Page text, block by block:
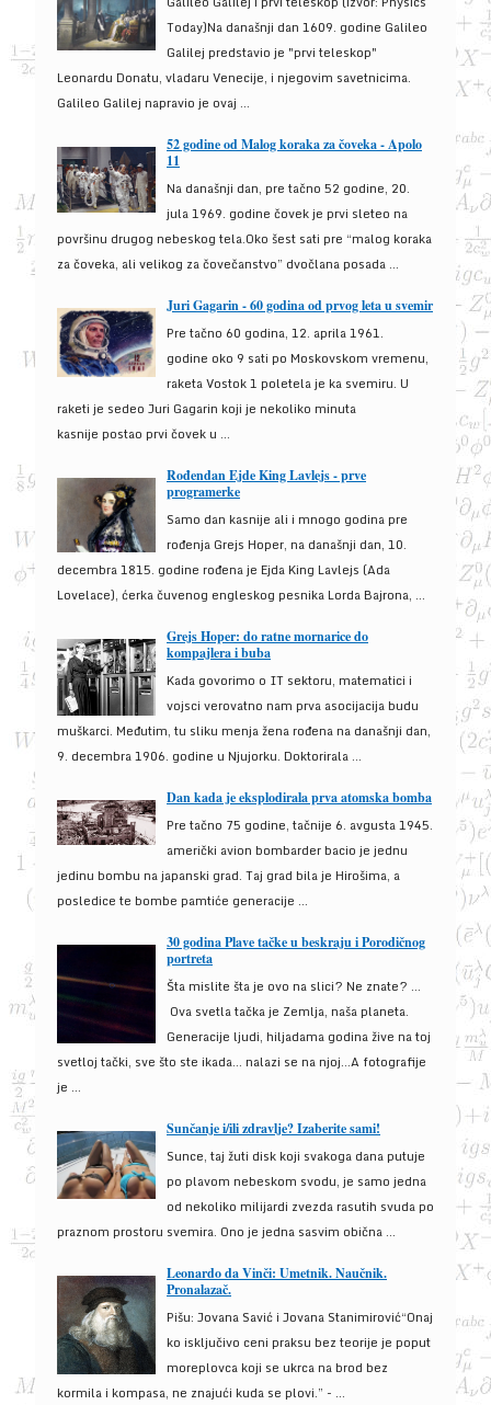
Today)Na današnji dan 1609. godine Galileo
Galilej predstavio je "prvi teleskop"
Leonardu Donatu, vladaru Venecije, i njegovim savetnicima.
Galileo Galilej napravio je ovaj ...
52 godine od Malog koraka za čoveka - Apolo
11
Na današnji dan, pre tačno 52 godine, 20.
jula 1969. godine čovek je prvi sleteo na
površinu drugog nebeskog tela.Oko šest sati pre “malog koraka
za čoveka, ali velikog za čovečanstvo” dvočlana posada ...
Juri Gagarin - 60 godina od prvog leta u svemir
Pre tačno 60 godina, 12. aprila 1961.
godine oko 9 sati po Moskovskom vremenu,
raketa Vostok 1 poletela je ka svemiru. U
raketi je sedeo Juri Gagarin koji je nekoliko minuta
kasnije postao prvi čovek u ...
Rođendan Ejde King Lavlejs - prve
programerke
Samo dan kasnije ali i mnogo godina pre
rođenja Grejs Hoper, na današnji dan, 10.
decembra 1815. godine rođena je Ejda King Lavlejs (Ada
Lovelace), ćerka čuvenog engleskog pesnika Lorda Bajrona, ...
Grejs Hoper: do ratne mornarice do
kompajlera i buba
Kada govorimo o IT sektoru, matematici i
vojsci verovatno nam prva asocijacija budu
muškarci. Međutim, tu sliku menja žena rođena na današnji dan,
9. decembra 1906. godine u Njujorku. Doktorirala ...
Dan kada je eksplodirala prva atomska bomba
Pre tačno 75 godine, tačnije 6. avgusta 1945.
američki avion bombarder bacio je jednu
jedinu bombu na japanski grad. Taj grad bila je Hirošima, a
posledice te bombe pamtiće generacije ...
30 godina Plave tačke u beskraju i Porodičnog
portreta
Šta mislite šta je ovo na slici? Ne znate? …
Ova svetla tačka je Zemlja, naša planeta.
Generacije ljudi, hiljadama godina žive na toj
svetloj tački, sve što ste ikada… nalazi se na njoj…A fotografije
je ...
Sunčanje i/ili zdravlje? Izaberite sami!
Sunce, taj žuti disk koji svakoga dana putuje
po plavom nebeskom svodu, je samo jedna
od nekoliko milijardi zvezda rasutih svuda po
praznom prostoru svemira. Ono je jedna sasvim obična ...
Leonardo da Vinči: Umetnik. Naučnik.
Pronalazač.
Pišu: Jovana Savić i Jovana Stanimirović“Onaj
ko isključivo ceni praksu bez teorije je poput
moreplovca koji se ukrca na brod bez
kormila i kompasa, ne znajući kuda se plovi.” - ...